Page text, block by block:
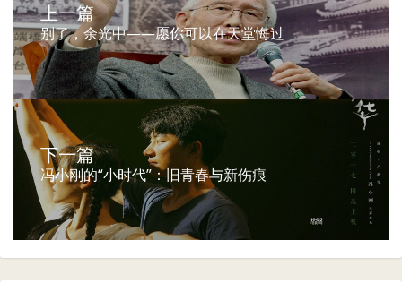
上一篇
别了，余光中——愿你可以在天堂悔过
下一篇
冯小刚的“小时代”：旧青春与新伤痕